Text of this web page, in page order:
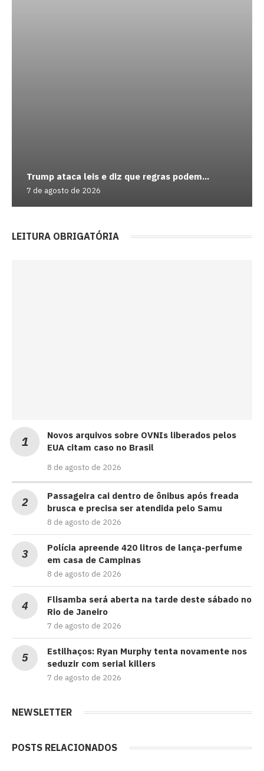
Trump ataca leis e diz que regras podem...
7 de agosto de 2026
LEITURA OBRIGATÓRIA
Novos arquivos sobre OVNIs liberados pelos
EUA citam caso no Brasil
8 de agosto de 2026
Passageira cai dentro de ônibus após freada
brusca e precisa ser atendida pelo Samu
8 de agosto de 2026
Polícia apreende 420 litros de lança-perfume
em casa de Campinas
8 de agosto de 2026
Flisamba será aberta na tarde deste sábado no
Rio de Janeiro
7 de agosto de 2026
Estilhaços: Ryan Murphy tenta novamente nos
seduzir com serial killers
7 de agosto de 2026
NEWSLETTER
POSTS RELACIONADOS